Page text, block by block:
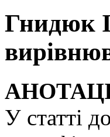
Гнидюк
У статті